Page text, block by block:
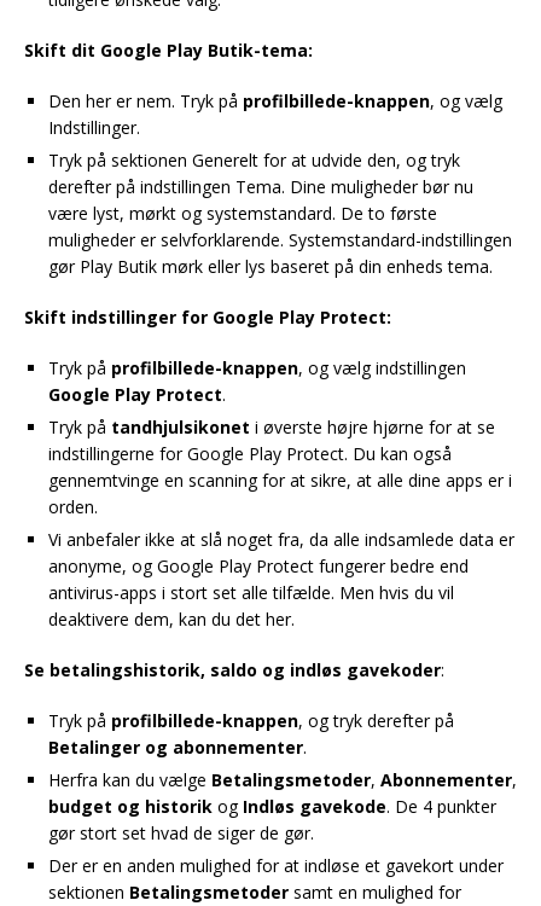
Skift dit Google Play Butik-tema:
Den her er nem. Tryk på profilbillede-knappen, og vælg
Indstillinger.
Tryk på sektionen Generelt for at udvide den, og tryk
derefter på indstillingen Tema. Dine muligheder bør nu
være lyst, mørkt og systemstandard. De to første
muligheder er selvforklarende. Systemstandard-indstillingen
gør Play Butik mørk eller lys baseret på din enheds tema.
Skift indstillinger for Google Play Protect:
Tryk på profilbillede-knappen, og vælg indstillingen
Google Play Protect.
Tryk på tandhjulsikonet i øverste højre hjørne for at se
indstillingerne for Google Play Protect. Du kan også
gennemtvinge en scanning for at sikre, at alle dine apps er i
orden.
Vi anbefaler ikke at slå noget fra, da alle indsamlede data er
anonyme, og Google Play Protect fungerer bedre end
antivirus-apps i stort set alle tilfælde. Men hvis du vil
deaktivere dem, kan du det her.
Se betalingshistorik, saldo og indløs gavekoder:
Tryk på profilbillede-knappen, og tryk derefter på
Betalinger og abonnementer.
Herfra kan du vælge Betalingsmetoder, Abonnementer,
budget og historik og Indløs gavekode. De 4 punkter
gør stort set hvad de siger de gør.
Der er en anden mulighed for at indløse et gavekort under
sektionen Betalingsmetoder samt en mulighed for